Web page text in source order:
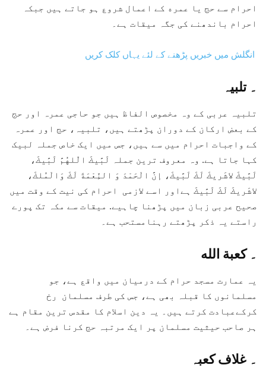
احرام سے حج یا عمره‌ کے اعمال شروع ہو جاتے ہیں جبکہ
احرام باندھنے کی جگہ میقات ہے۔
۔تلبیہ
تلبیہ عربی کے وہ مخصوص الفاظ ہیں جو حاجی عمرہ اور حج
کے بعض ارکان کے دوران پڑھتے ہیں، تلبیہ، حج اور عمرہ
کے واجبات احرام میں سے ہیں، جس میں ایک خاص جملہ لبیک
کہا جاتا ہے. وہ معروف ترین جملہ لَبَّیكَ الّلهُمَّ لَبَّیكَ،
لَبَّیكَ لاشَریكَ لَكَ لَبَّیكَ، إنَّ الْحَمْدَ وَ النِّعْمَةَ لَكَ وَالْمُلكَ،
لاشَریكَ لَكَ لَبَّیكَ ہےاور اسے لازمی احرام کی نیت کے وقت میں
صحیح عربی زبان میں پڑھنا چاہیے. میقات سے مکہ تک پورے
راستے یہ ذکر پڑھتے رہنامستحب ہے۔
۔كعبة الله
یہ عمارت مسجد حرام کے درمیان میں واقع ہے، جو
مسلمانوں کا قبلہ بھی ہے، جس کی طرف مسلمان
رخ
کرکےعبادت کرتے ہیں۔ یہ دین اسلام کا مقدس ترین مقام ہے
ہر صاحب حیثیت مسلمان پر ایک مرتبہ حج کرنا فرض ہے۔
۔ غلاف کعبہ